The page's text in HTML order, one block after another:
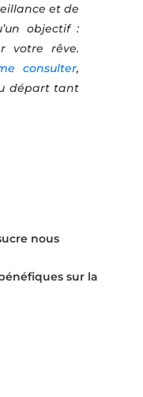
et de
objectif :
votre rêve.
consulter,
départ tant
nous
sur la